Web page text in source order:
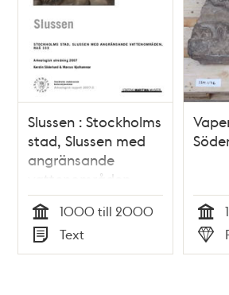
Slussen : Stockholms
stad, Slussen med
angränsande
vattenområden,
RAÄ 103 :
arkeologisk
utredning 2007 /
Kerstin Söderlund &
Tid
1000 till 2000
Typ
Text Tid
Typ